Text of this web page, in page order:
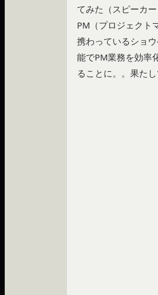
てみた（スピーカー
PM（プロジェクト
携わっているショ
能でPM業務を効率
ることに。。果たし